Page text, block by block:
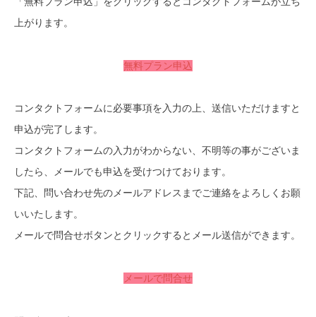
上がります。
無料プラン申込
コンタクトフォームに必要事項を入力の上、送信いただけますと
申込が完了します。
コンタクトフォームの入力がわからない、不明等の事がございま
したら、メールでも申込を受けつけております。
下記、問い合わせ先のメールアドレスまでご連絡をよろしくお願
いいたします。
メールで問合せボタンとクリックするとメール送信ができます。
メールで問合せ